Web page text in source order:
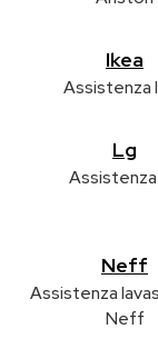
Ikea
Assistenza
Lg
Neff
Assistenza
Neff